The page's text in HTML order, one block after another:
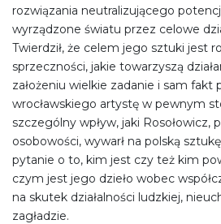
rozwiązania neutralizującego
wyrządzone światu przez celowe
Twierdził, że celem jego sztuki jest
sprzeczności, jakie towarzyszą
założeniu wielkie zadanie i sam fakt
wrocławskiego artystę w pewnym
szczególny wpływ, jaki Rosołowicz,
osobowości, wywarł na polską
pytanie o to, kim jest czy też kim
czym jest jego dzieło wobec
na skutek działalności ludzkiej,
zagładzie.